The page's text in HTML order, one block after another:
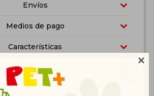

Envíos
Medios de pago
Características